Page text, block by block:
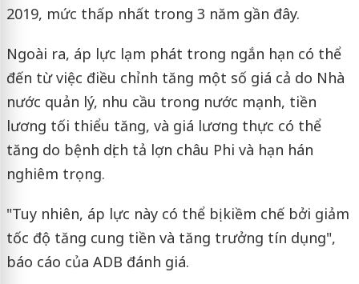
2019, mức thấp nhất trong 3 năm gần đây.
Ngoài ra, áp lực lạm phát trong ngắn hạn có thể
đến từ việc điều chỉnh tăng một số giá cả do Nhà
nước quản lý, nhu cầu trong nước mạnh, tiền
lương tối thiểu tăng, và giá lương thực có thể
tăng do bệnh dịch tả lợn châu Phi và hạn hán
nghiêm trọng.
"Tuy nhiên, áp lực này có thể bị kiềm chế bởi giảm
tốc độ tăng cung tiền và tăng trưởng tín dụng",
báo cáo của ADB đánh giá.